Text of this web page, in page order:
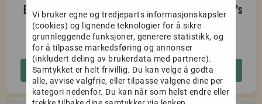
Black Diamond Deploy
Run Light Headlamp
alloy
799,- 559,-
Kjøp
La Sportiva TX4 Evo W's
carbon/zest
3.299,- 2.474,-
Kjøp
Vi bruker egne og tredjeparts informasjonskapsler
(cookies) og lignende teknologier for å sikre
grunnleggende funksjoner, generere statistikk, og
for å tilpasse markedsføring og annonser
(inkludert deling av brukerdata med partnere).
Samtykket er helt frivillig. Du kan velge å godta
alle, avvise valgfrie, eller tilpasse valgene dine per
kategori nedenfor. Du kan når som helst endre eller